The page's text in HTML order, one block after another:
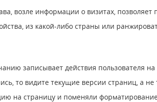
возле информации о визитах,
из какой-либо страны или
записывает действия пользователя
то видите текущие версии страниц, а
на страницу и поменяли форматирование